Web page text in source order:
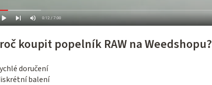
koupit popelník RAW na Weedshopu?
doručení
balení